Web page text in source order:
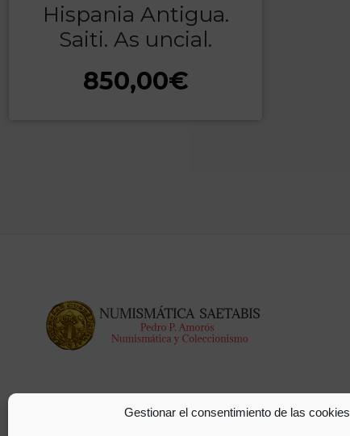
Gestionar el consentimiento de las cookies
Hispania Antigua.
Saiti. As uncial.
850,00€